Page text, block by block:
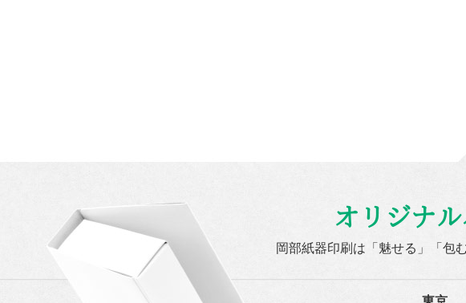
オリジナ
岡部紙器印刷は「魅せる」「包